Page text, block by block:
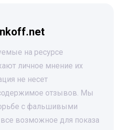
на ресурсе
личное мнение их
не несет
содержимое отзывов. Мы
с фальшивыми
возможное для показа